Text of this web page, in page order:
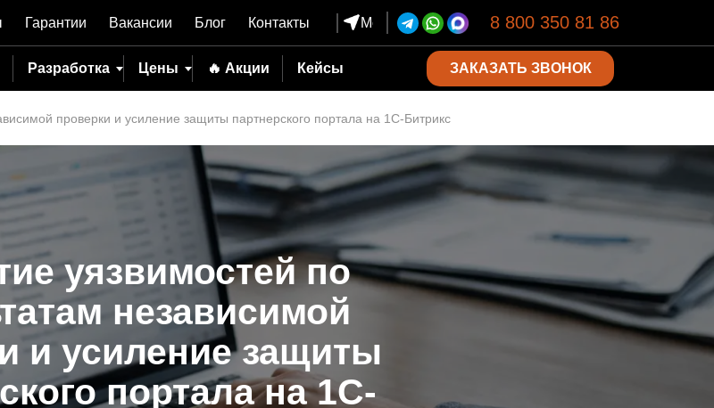
Гарантии Вакансии Блог Контакты Москва 8 800 350 81 86
Разработка Цены 🔥 Акции Кейсы ЗАКАЗАТЬ ЗВОНОК
проверки и усиление защиты партнерского портала на 1С-Битрикс
уязвимостей по
независимой
и усиление защиты
портала на 1С-